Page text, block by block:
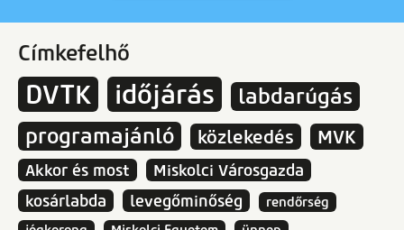
Címkefelhő
DVTK időjárás
labdarúgás
programajánló
közlekedés MVK
Akkor és most
Miskolci Városgazda
kosárlabda
levegőminőség
rendőrség